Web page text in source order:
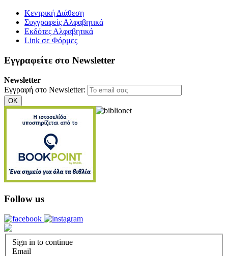
Κεντρική Διάθεση
Συγγραφείς Αλφαβητικά
Εκδότες Αλφαβητικά
Link σε Φόρμες
Εγγραφείτε στο Newsletter
Newsletter
Εγγραφή στο Newsletter:
OK
Follow us
Sign in to continue
Email